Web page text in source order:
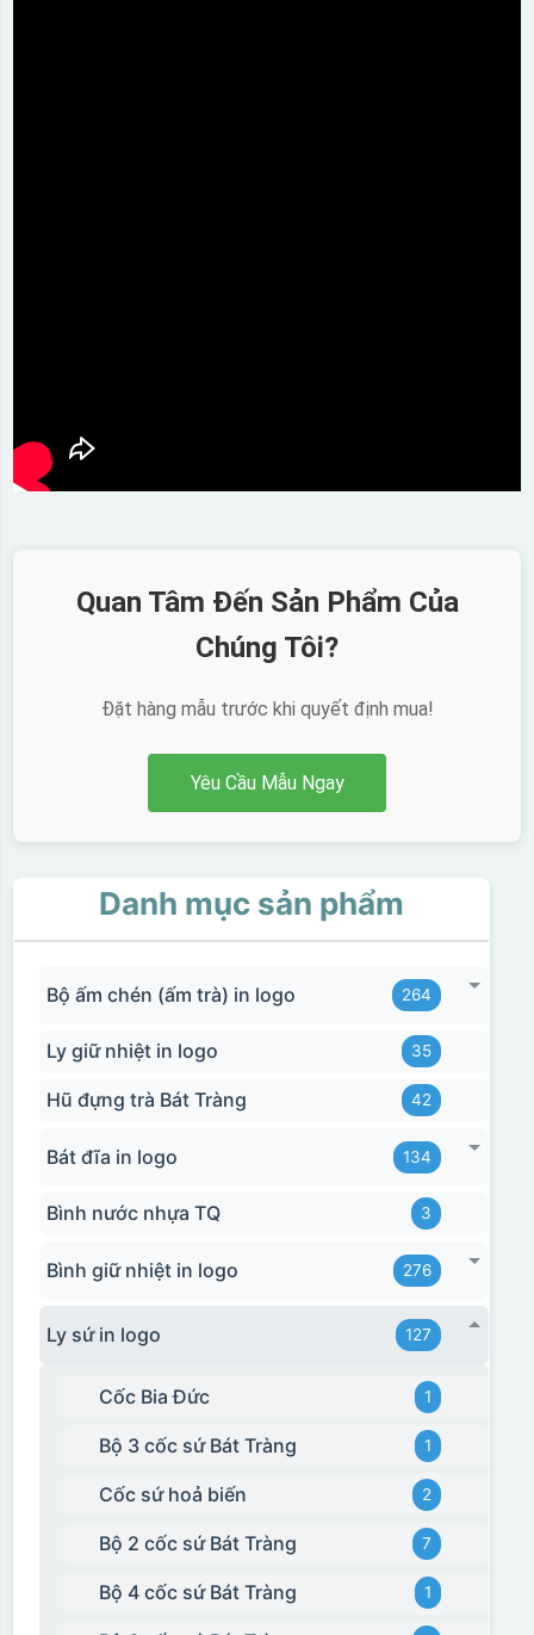
Hộp xi ly sứ
Quan Tâm Đến Sản Phẩm Của
Chúng Tôi?
Đặt hàng mẫu trước khi quyết định mua!
Yêu Cầu Mẫu Ngay
Danh mục sản phẩm
Bộ ấm chén (ấm trà) in logo 264
Ly giữ nhiệt in logo 35
Hũ đựng trà Bát Tràng 42
Bát đĩa in logo 134
Bình nước nhựa TQ 3
Bình giữ nhiệt in logo 276
Ly sứ in logo 127
Cốc Bia Đức 1
Bộ 3 cốc sứ Bát Tràng 1
Cốc sứ hoả biến 2
Bộ 2 cốc sứ Bát Tràng 7
Bộ 4 cốc sứ Bát Tràng 1